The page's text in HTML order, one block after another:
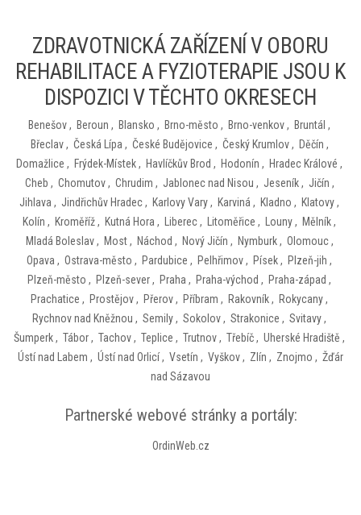
ZDRAVOTNICKÁ ZAŘÍZENÍ V OBORU
REHABILITACE A FYZIOTERAPIE JSOU K
DISPOZICI V TĚCHTO OKRESECH
Benešov, Beroun , Blansko , Brno-město , Brno-venkov, Bruntál ,
Břeclav, Česká Lípa , České Budějovice , Český Krumlov, Děčín ,
Domažlice , Frýdek-Místek, Havlíčkův Brod , Hodonín , Hradec Králové ,
Cheb , Chomutov, Chrudim , Jablonec nad Nisou , Jeseník, Jičín ,
Jihlava , Jindřichův Hradec, Karlovy Vary, Karviná , Kladno , Klatovy,
Kolín , Kroměříž, Kutná Hora , Liberec, Litoměřice , Louny, Mělník,
Mladá Boleslav, Most, Náchod , Nový Jičín , Nymburk, Olomouc,
Opava , Ostrava-město , Pardubice , Pelhřimov, Písek, Plzeň-jih ,
Plzeň-město , Plzeň-sever, Praha , Praha-východ , Praha-západ ,
Prachatice , Prostějov, Přerov, Příbram , Rakovník, Rokycany,
Rychnov nad Kněžnou , Semily, Sokolov, Strakonice , Svitavy,
Šumperk, Tábor, Tachov, Teplice , Trutnov, Třebíč, Uherské Hradiště ,
Ústí nad Labem , Ústí nad Orlicí, Vsetín , Vyškov, Zlín , Znojmo , Žďár
nad Sázavou
Partnerské webové stránky a portály:
OrdinWeb.cz